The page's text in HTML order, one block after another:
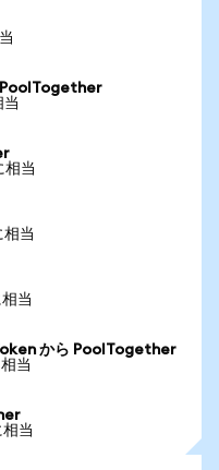
当
相当
相当
当
から PoolTogether
当
当